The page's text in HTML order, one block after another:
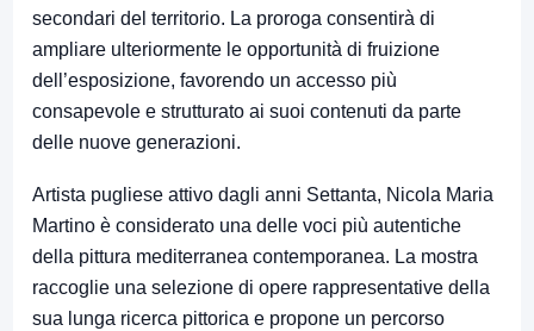
secondari del territorio. La proroga consentirà di
ampliare ulteriormente le opportunità di fruizione
dell’esposizione, favorendo un accesso più
consapevole e strutturato ai suoi contenuti da parte
delle nuove generazioni.
Artista pugliese attivo dagli anni Settanta, Nicola Maria
Martino è considerato una delle voci più autentiche
della pittura mediterranea contemporanea. La mostra
raccoglie una selezione di opere rappresentative della
sua lunga ricerca pittorica e propone un percorso